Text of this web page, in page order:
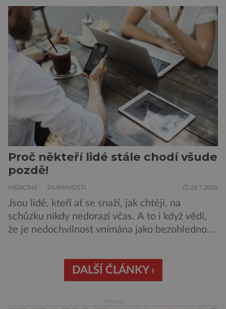
Ovšem slyšet o prvním ohnisku hantaviru na
výletní lodi bylo znepokojivé i pro odborníky.
Zdá se, že nebezpečí bylo prozatím zažehnáno.
Máme se bát nové pandemie? Hantavirus […]
Proč někteří lidé stále chodí všude
pozdě!
MEDICÍNA ZAJÍMAVOSTI 28.7.2026
Jsou lidé, kteří ať se snaží, jak chtějí, na
schůzku nikdy nedorazí včas. A to i když vědí,
že je nedochvilnost vnímána jako bezohlednost
chodí chronicky pozdě, možná úplně nemohou.
Jaké jsou nejčastější příčiny nedochvilnosti? A
DALŠÍ ČLÁNKY ›